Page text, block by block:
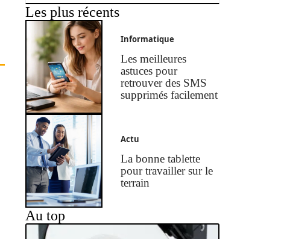
Les plus récents
Informatique
Les meilleures
astuces pour
retrouver des SMS
supprimés facilement
Actu
La bonne tablette
pour travailler sur le
terrain
Au top